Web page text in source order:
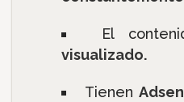
El
visualizado.
Tienen